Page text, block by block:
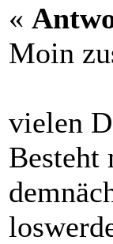
«
Moin
vielen